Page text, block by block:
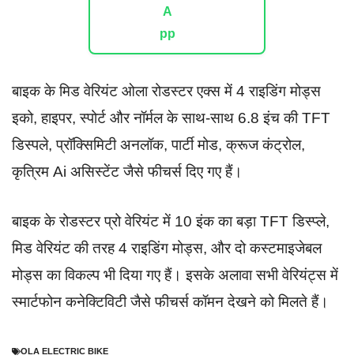
बाइक के मिड वेरियंट ओला रोडस्टर एक्स में 4 राइडिंग मोड्स
इको, हाइपर, स्पोर्ट और नॉर्मल के साथ-साथ 6.8 इंच की TFT
डिस्पले, प्रॉक्सिमिटी अनलॉक, पार्टी मोड, क्रूज कंट्रोल,
कृत्रिम Ai असिस्टेंट जैसे फीचर्स दिए गए हैं।
बाइक के रोडस्टर प्रो वेरियंट में 10 इंक का बड़ा TFT डिस्प्ले,
मिड वेरियंट की तरह 4 राइडिंग मोड्स, और दो कस्टमाइजेबल
मोड्स का विकल्प भी दिया गए हैं। इसके अलावा सभी वेरियंट्स में
स्मार्टफोन कनेक्टिविटी जैसे फीचर्स कॉमन देखने को मिलते हैं।
OLA ELECTRIC BIKE